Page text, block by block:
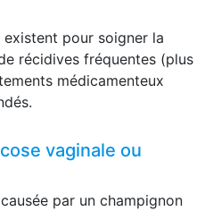
pour soigner la
récidives fréquentes (plus
médicamenteux
vaginale ou
par un champignon